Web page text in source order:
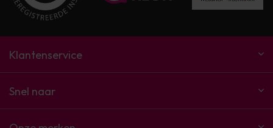
Klantenservice
Snel naar